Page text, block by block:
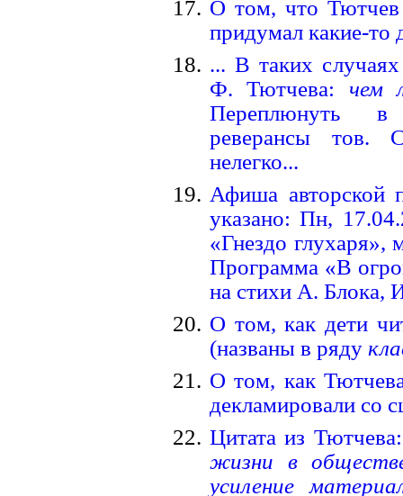
О том, что
придумал какие-то
... В таких
Ф. Тютчева: чем
Переплюнуть в
реверансы тов.
нелегко...
Афиша авторской
указано: Пн,
«Гнездо глухаря»,
Программа «В
на стихи А. Блока,
О том, как дети
(названы в ряду
О том, как
декламировали со
Цитата из
жизни в
усиление